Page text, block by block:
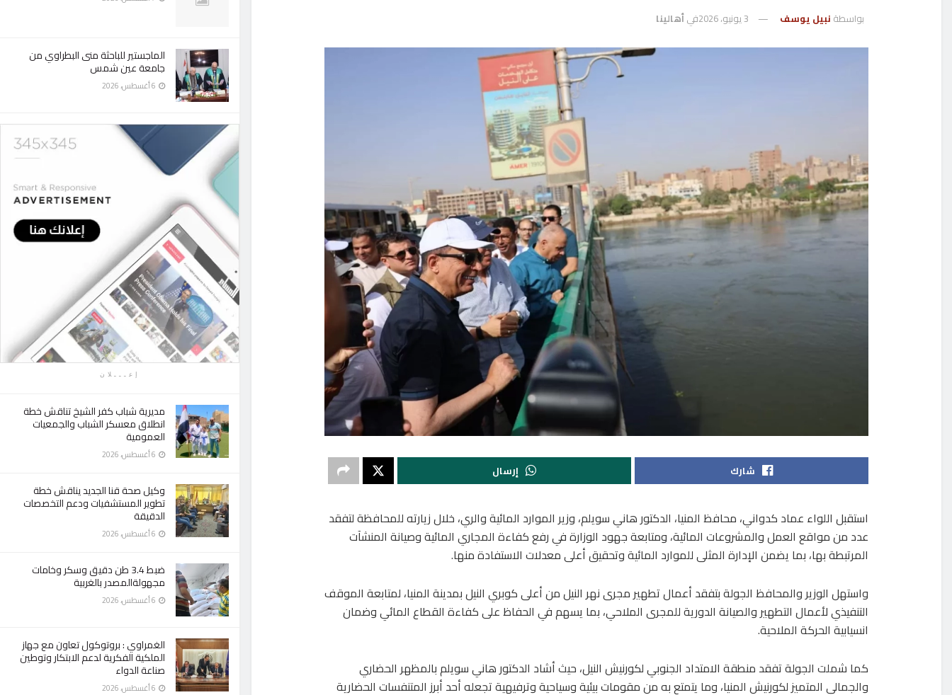
الماجستير للباحثة منى البطراوي من
جامعة عين شمس
إعـــلان
مديرية شباب كفر الشيخ تناقش خطة
انطلاق معسكر الشباب والجمعيات
العمومية
وكيل صحة قنا الجديد يناقش خطة
تطوير المستشفيات ودعم التخصصات
الدقيقة
ضبط 3.4 طن دقيق وسكر وخامات
مجهولةالمصدر بالغربية
الغمراوي : بروتوكول تعاون مع جهاز
الملكية الفكرية لدعم الابتكار وتوطين
صناعة الدواء
بواسطة نبيل يوسف 3 يونيو، 2026 فيأهالينا
شارك إرسال
استقبل اللواء عماد كدواني، محافظ المنيا، الدكتور هاني سويلم، وزير الموارد المائية والري، خلال زيارته للمحافظة لتفقد
عدد من مواقع العمل والمشروعات المائية، ومتابعة جهود الوزارة في رفع كفاءة المجاري المائية وصيانة المنشآت
المرتبطة بها، بما يضمن الإدارة المثلى للموارد المائية وتحقيق أعلى معدلات الاستفادة منها.
واستهل الوزير والمحافظ الجولة بتفقد أعمال تطهير مجرى نهر النيل من أعلى كوبري النيل بمدينة المنيا، لمتابعة الموقف
التنفيذي لأعمال التطهير والصيانة الدورية للمجرى الملاحي، بما يسهم في الحفاظ على كفاءة القطاع المائي وضمان
انسيابية الحركة الملاحية.
كما شملت الجولة تفقد منطقة الامتداد الجنوبي لكورنيش النيل، حيث أشاد الدكتور هاني سويلم بالمظهر الحضاري
والجمالي المتميز لكورنيش المنيا، وما يتمتع به من مقومات بيئية وسياحية وترفيهية تجعله أحد أبرز المتنفسات الحضارية